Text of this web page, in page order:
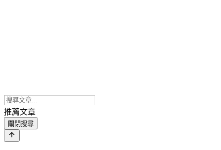
推薦文章
關閉搜尋